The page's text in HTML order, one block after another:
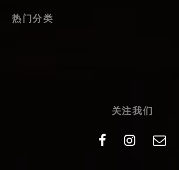
热门分类
关注我们